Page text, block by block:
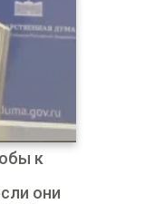
к
они